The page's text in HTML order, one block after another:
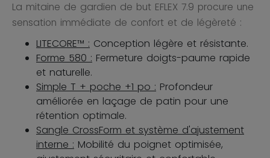
La mitaine de gardien de but EFLEX 7.9 procure une
sensation immédiate de confort et de légèreté :
LITECORE™ : Conception légère et résistante.
Forme 580 : Fermeture doigts-paume rapide
et naturelle.
Simple T + poche +1 po : Profondeur
améliorée en laçage de patin pour une
rétention optimale.
Sangle CrossForm et système d'ajustement
interne : Mobilité du poignet optimisée,